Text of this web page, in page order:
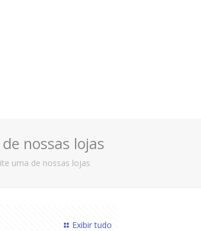
nossas lojas
uma de nossas lojas
Exibir tudo